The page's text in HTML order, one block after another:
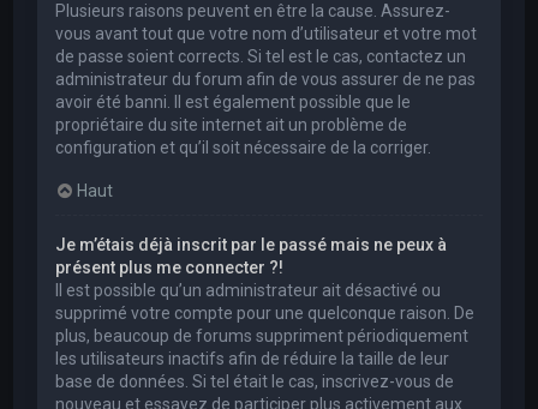
Plusieurs raisons peuvent en être la cause. Assurez-
vous avant tout que votre nom d’utilisateur et votre mot
de passe soient corrects. Si tel est le cas, contactez un
administrateur du forum afin de vous assurer de ne pas
avoir été banni. Il est également possible que le
propriétaire du site internet ait un problème de
configuration et qu’il soit nécessaire de la corriger.
Haut
Je m’étais déjà inscrit par le passé mais ne peux à
présent plus me connecter ?!
Il est possible qu’un administrateur ait désactivé ou
supprimé votre compte pour une quelconque raison. De
plus, beaucoup de forums suppriment périodiquement
les utilisateurs inactifs afin de réduire la taille de leur
base de données. Si tel était le cas, inscrivez-vous de
nouveau et essayez de participer plus activement aux